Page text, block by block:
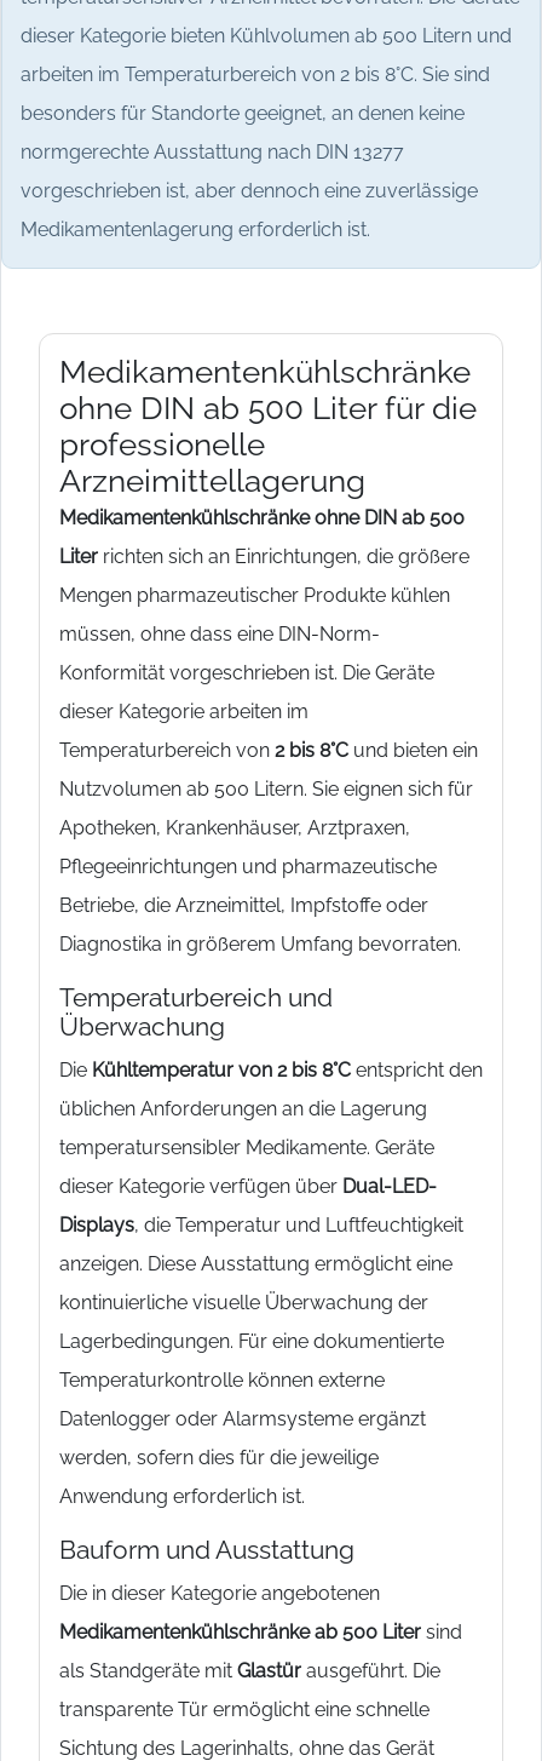
dieser Kategorie bieten Kühlvolumen ab 500 Litern und
arbeiten im Temperaturbereich von 2 bis 8°C. Sie sind
besonders für Standorte geeignet, an denen keine
normgerechte Ausstattung nach DIN 13277
vorgeschrieben ist, aber dennoch eine zuverlässige
Medikamentenlagerung erforderlich ist.
Medikamentenkühlschränke
ohne DIN ab 500 Liter für die
professionelle
Arzneimittellagerung
Medikamentenkühlschränke ohne DIN ab 500
Liter richten sich an Einrichtungen, die größere
Mengen pharmazeutischer Produkte kühlen
müssen, ohne dass eine DIN-Norm-
Konformität vorgeschrieben ist. Die Geräte
dieser Kategorie arbeiten im
Temperaturbereich von 2 bis 8°C und bieten ein
Nutzvolumen ab 500 Litern. Sie eignen sich für
Apotheken, Krankenhäuser, Arztpraxen,
Pflegeeinrichtungen und pharmazeutische
Betriebe, die Arzneimittel, Impfstoffe oder
Diagnostika in größerem Umfang bevorraten.
Temperaturbereich und
Überwachung
Die Kühltemperatur von 2 bis 8°C entspricht den
üblichen Anforderungen an die Lagerung
temperatursensibler Medikamente. Geräte
dieser Kategorie verfügen über Dual-LED-
Displays, die Temperatur und Luftfeuchtigkeit
anzeigen. Diese Ausstattung ermöglicht eine
kontinuierliche visuelle Überwachung der
Lagerbedingungen. Für eine dokumentierte
Temperaturkontrolle können externe
Datenlogger oder Alarmsysteme ergänzt
werden, sofern dies für die jeweilige
Anwendung erforderlich ist.
Bauform und Ausstattung
Die in dieser Kategorie angebotenen
Medikamentenkühlschränke ab 500 Liter sind
als Standgeräte mit Glastür ausgeführt. Die
transparente Tür ermöglicht eine schnelle
Sichtung des Lagerinhalts, ohne das Gerät